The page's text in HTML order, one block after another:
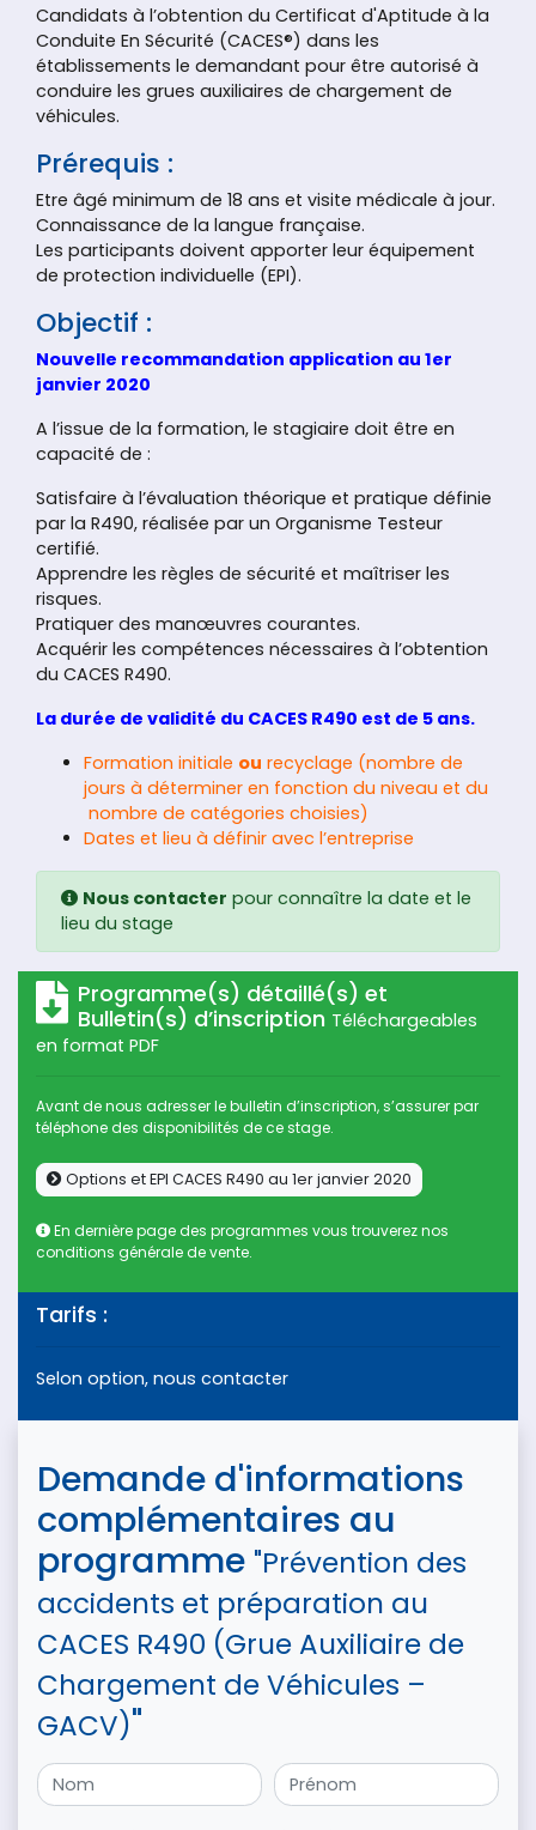
Candidats à l’obtention du Certificat d'Aptitude à la
Conduite En Sécurité (CACES®) dans les
établissements le demandant pour être autorisé à
conduire les grues auxiliaires de chargement de
véhicules.
Prérequis :
Etre âgé minimum de 18 ans et visite médicale à jour.
Connaissance de la langue française.
Les participants doivent apporter leur équipement
de protection individuelle (EPI).
Objectif :
Nouvelle recommandation application au 1er
janvier 2020
A l’issue de la formation, le stagiaire doit être en
capacité de :
Satisfaire à l’évaluation théorique et pratique définie
par la R490, réalisée par un Organisme Testeur
certifié.
Apprendre les règles de sécurité et maîtriser les
risques.
Pratiquer des manœuvres courantes.
Acquérir les compétences nécessaires à l’obtention
du CACES R490.
La durée de validité du CACES R490 est de 5 ans.
Formation initiale ou recyclage (nombre de
jours à déterminer en fonction du niveau et du
nombre de catégories choisies)
Dates et lieu à définir avec l’entreprise
Nous contacter pour connaître la date et le
lieu du stage
Programme(s) détaillé(s) et
Bulletin(s) d’inscription Téléchargeables
en format PDF
Avant de nous adresser le bulletin d’inscription, s’assurer par
téléphone des disponibilités de ce stage.
Options et EPI CACES R490 au 1er janvier 2020
En dernière page des programmes vous trouverez nos
conditions générale de vente.
Tarifs :
Selon option, nous contacter
Demande d'informations
complémentaires au
programme "Prévention des
accidents et préparation au
CACES R490 (Grue Auxiliaire de
Chargement de Véhicules –
GACV)"